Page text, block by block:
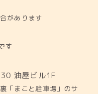
があります
す
油屋ビル1F
「まこと駐車場」のサ